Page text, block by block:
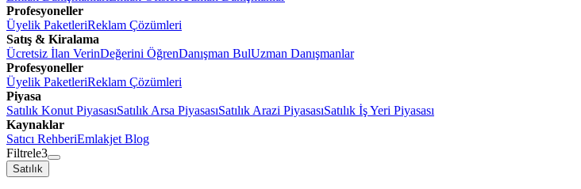
Profesyoneller
Üyelik PaketleriReklam Çözümleri
Satış & Kiralama
Ücretsiz İlan VerinDeğerini ÖğrenDanışman BulUzman Danışmanlar
Profesyoneller
Üyelik PaketleriReklam Çözümleri
Piyasa
Satılık Konut PiyasasıSatılık Arsa PiyasasıSatılık Arazi PiyasasıSatılık İş Yeri Piyasası
Kaynaklar
Satıcı RehberiEmlakjet Blog
Filtrele3
Satılık